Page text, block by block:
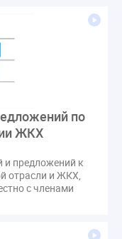
МКД
совет по
ЖКХ
и предложений к
отрасли и ЖКХ,
с членами